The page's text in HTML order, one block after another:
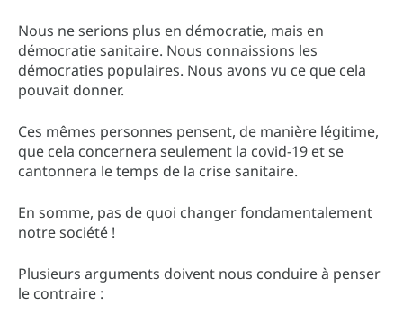
Nous ne serions plus en démocratie, mais en
démocratie sanitaire. Nous connaissions les
démocraties populaires. Nous avons vu ce que cela
pouvait donner.
Ces mêmes personnes pensent, de manière légitime,
que cela concernera seulement la covid-19 et se
cantonnera le temps de la crise sanitaire.
En somme, pas de quoi changer fondamentalement
notre société !
Plusieurs arguments doivent nous conduire à penser
le contraire :